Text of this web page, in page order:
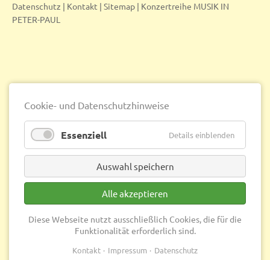
Datenschutz | Kontakt | Sitemap | Konzertreihe MUSIK IN
PETER-PAUL
Cookie- und Datenschutzhinweise
Essenziell Details einblenden
Auswahl speichern
Alle akzeptieren
Diese Webseite nutzt ausschließlich Cookies, die für die
Funktionalität erforderlich sind.
Kontakt Impressum Datenschutz